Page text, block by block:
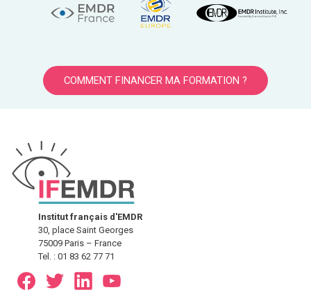
COMMENT FINANCER MA FORMATION ?
Institut français d'EMDR
30, place Saint Georges
75009 Paris – France
Tel. : 01 83 62 77 71